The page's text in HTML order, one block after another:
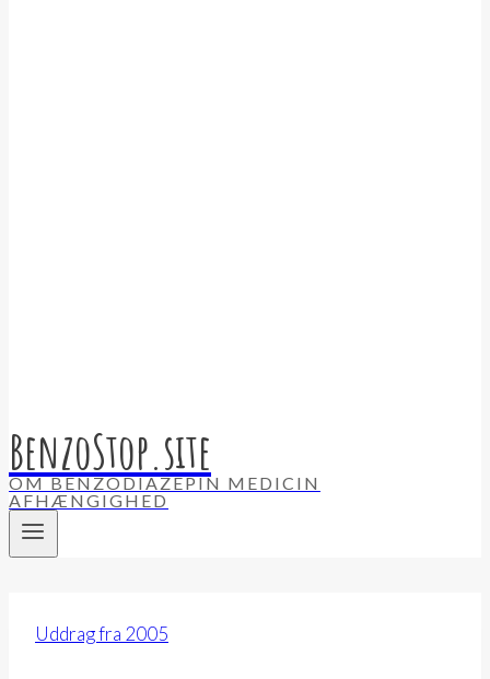
BenzoStop.site
OM BENZODIAZEPIN MEDICIN
AFHÆNGIGHED
Uddrag fra 2005